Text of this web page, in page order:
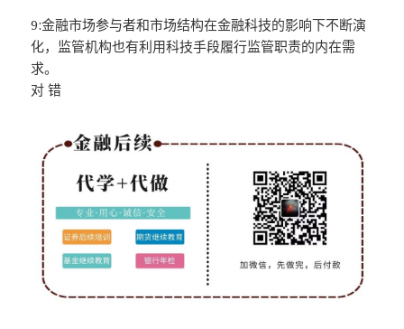
9:金融市场参与者和市场结构在金融科技的影响下不断演
化，监管机构也有利用科技手段履行监管职责的内在需
求。
对 错